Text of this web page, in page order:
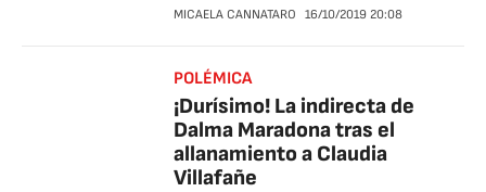
MICAELA CANNATARO 16/10/2019 20:08
POLÉMICA
¡Durísimo! La indirecta de
Dalma Maradona tras el
allanamiento a Claudia
Villafañe